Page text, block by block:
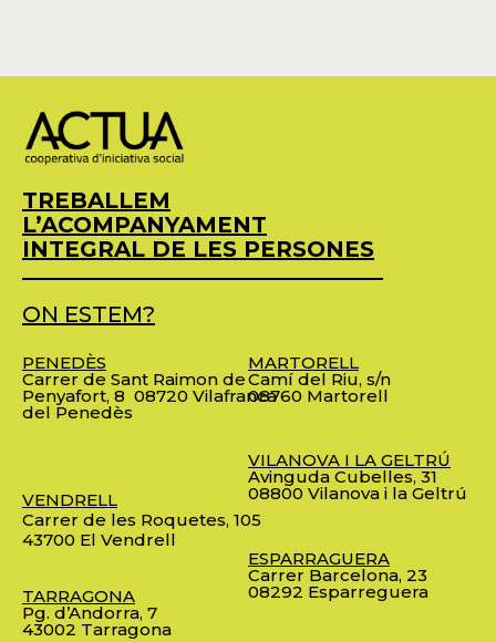
TREBALLEM
L’ACOMPANYAMENT
INTEGRAL DE LES PERSONES
ON ESTEM?
PENEDÈS
Carrer de Sant Raimon de
Penyafort, 8 08720 Vilafranca
del Penedès
VENDRELL
Carrer de les Roquetes, 105
43700 El Vendrell
TARRAGONA
Pg. d’Andorra, 7
43002 Tarragona
MARTORELL
Camí del Riu, s/n
08760 Martorell
VILANOVA I LA GELTRÚ
Avinguda Cubelles, 31
08800 Vilanova i la Geltrú
ESPARRAGUERA
Carrer Barcelona, 23
08292 Esparreguera